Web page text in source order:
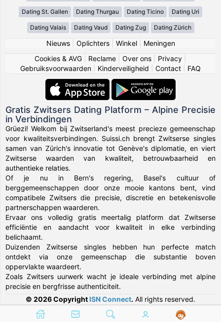
Dating St. Gallen Dating Thurgau Dating Ticino Dating Uri
Dating Valais Dating Vaud Dating Zug Dating Zürich
Nieuws| Oplichters| Winkel| Meningen
Cookies & AVG
Reclame Over ons Privacy
Gebruiksvoorwaarden
Kinderveiligheid Contact FAQ
Gratis Zwitsers Dating Platform – Alpine Precisie
in Verbindingen
Grüezi! Welkom bij Zwitserland's meest precieze gemeenschap
voor kwaliteitsverbindingen. Suissi.ch brengt Zwitserse singles
samen van Zürich's innovatie tot Genève's diplomatie, en viert
Zwitserse waarden van kwaliteit, betrouwbaarheid en
authentieke relaties.
Of je nu in Bern's regering, Basel's cultuur of
berggemeenschappen door onze mooie kantons bent, vind
compatibele Zwitsers die precisie, discretie en betekenisvolle
partnerschappen waarderen.
Ervaar ons volledig gratis meertalig platform dat Zwitserse
efficiëntie en aandacht voor kwaliteit in elke verbinding
belichaamt.
Duizenden Zwitserse singles hebben hun perfecte match
ontdekt via onze gemeenschap die substantie boven
oppervlakte waardeert.
Zoals Zwitsers uurwerk wacht je ideale verbinding met alpine
precisie en bergfrisse authenticiteit.
© 2026 Copyright ISN Connect. All rights reserved.